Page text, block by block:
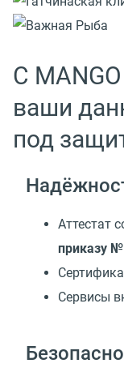
С
ваши
под
Аттестат
приказу
Cервисы